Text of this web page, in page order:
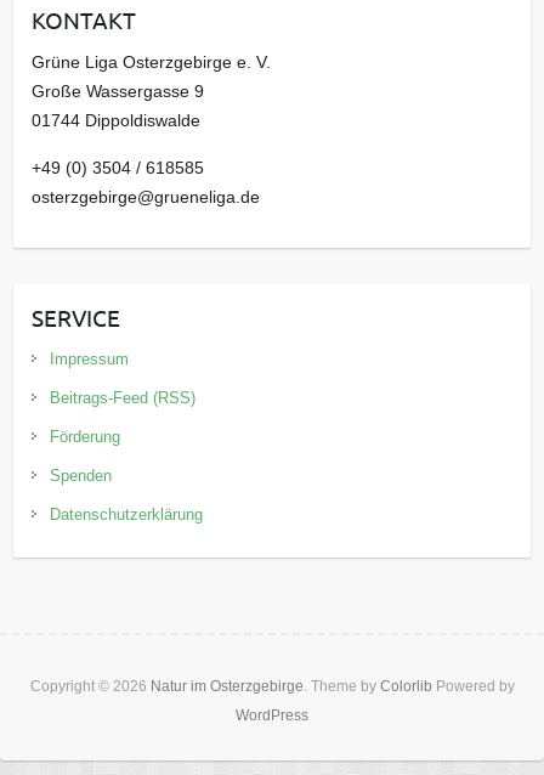
v
KONTAKT
Grüne Liga Osterzgebirge e. V.
Große Wassergasse 9
01744 Dippoldiswalde
+49 (0) 3504 / 618585
osterzgebirge@grueneliga.de
SERVICE
Impressum
Beitrags-Feed (RSS)
Förderung
Spenden
Datenschutzerklärung
Copyright © 2026 Natur im Osterzgebirge. Theme by Colorlib Powered by
WordPress